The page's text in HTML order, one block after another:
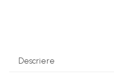
Ventilatoare Răcire
Descriere